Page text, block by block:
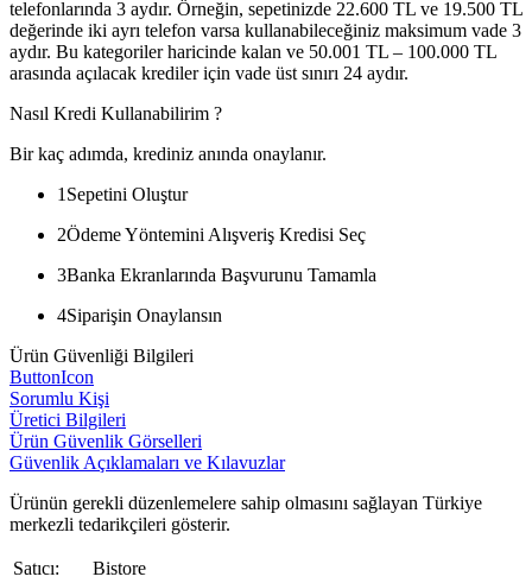
telefonlarında 3 aydır. Örneğin, sepetinizde 22.600 TL ve 19.500 TL
değerinde iki ayrı telefon varsa kullanabileceğiniz maksimum vade 3
aydır. Bu kategoriler haricinde kalan ve 50.001 TL – 100.000 TL
arasında açılacak krediler için vade üst sınırı 24 aydır.
Nasıl Kredi Kullanabilirim ?
Bir kaç adımda, krediniz anında onaylanır.
1 Sepetini Oluştur
2Ödeme Yöntemini Alışveriş Kredisi Seç
3Banka Ekranlarında Başvurunu Tamamla
4Siparişin Onaylansın
Ürün Güvenliği Bilgileri
ButtonIcon
Sorumlu Kişi
Üretici Bilgileri
Ürün Güvenlik Görselleri
Güvenlik Açıklamaları ve Kılavuzlar
Ürünün gerekli düzenlemelere sahip olmasını sağlayan Türkiye
merkezli tedarikçileri gösterir.
Satıcı:
Bistore